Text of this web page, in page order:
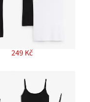
249 Kč